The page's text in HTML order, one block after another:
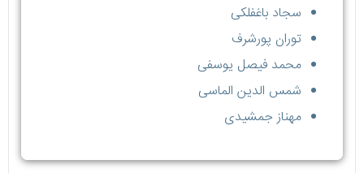
سجاد باغفلکی
توران پورشرف
محمد فیصل یوسفی
شمس الدین الماسی
مهناز جمشیدی